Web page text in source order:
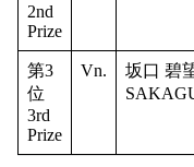
2nd
Prize
第3
位
3rd
Prize
Vn.
坂口 碧